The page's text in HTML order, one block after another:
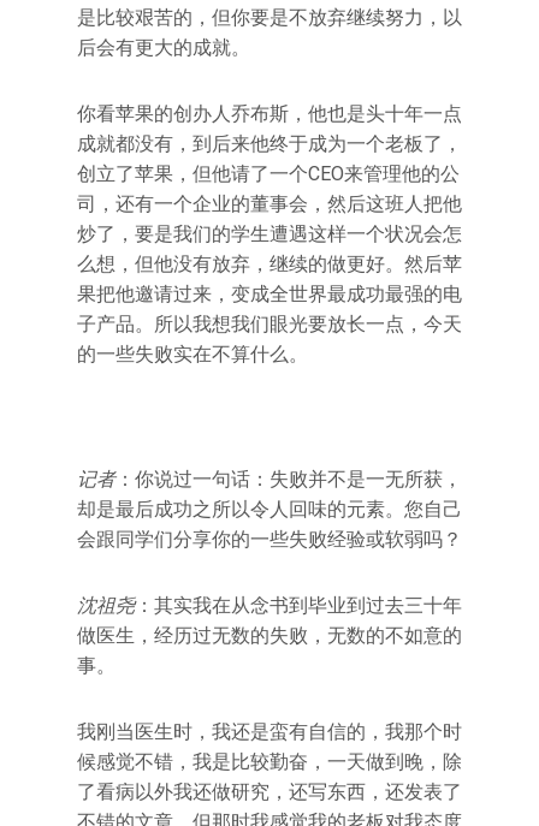
是比较艰苦的，但你要是不放弃继续努力，以
后会有更大的成就。
你看苹果的创办人乔布斯，他也是头十年一点
成就都没有，到后来他终于成为一个老板了，
创立了苹果，但他请了一个CEO来管理他的公
司，还有一个企业的董事会，然后这班人把他
炒了，要是我们的学生遭遇这样一个状况会怎
么想，但他没有放弃，继续的做更好。然后苹
果把他邀请过来，变成全世界最成功最强的电
子产品。所以我想我们眼光要放长一点，今天
的一些失败实在不算什么。
记者：你说过一句话：失败并不是一无所获，
却是最后成功之所以令人回味的元素。您自己
会跟同学们分享你的一些失败经验或软弱吗？
沈祖尧：其实我在从念书到毕业到过去三十年
做医生，经历过无数的失败，无数的不如意的
事。
我刚当医生时，我还是蛮有自信的，我那个时
候感觉不错，我是比较勤奋，一天做到晚，除
了看病以外我还做研究，还写东西，还发表了